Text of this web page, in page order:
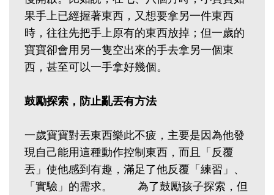
果手上已經握著東西，又想要拿另一件東西
時，往往先把手上原有的東西放掉；但一歲的
寶寶卻會用另一隻空出來的手去拿另一個東
西，甚至可以一手拿好幾個。
鼓勵探索，防止亂丟有方法
一歲寶寶對丟東西樂此不疲，主要是因為他發
現自己能用這種動作控制東西，而且「反覆
丟」使他感到有趣，滿足了他反覆「練習」、
「實驗」的需求。 為了鼓勵孩子探索，但